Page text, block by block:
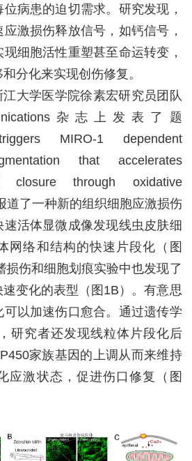
病患的迫切需求。研究发现，
激损伤释放信号，如钙信号，
细胞活性重塑甚至命运转变，
分化来实现创伤修复。
江大学医学院徐素宏研究员团队
杂志上发表了题
MIRO-1 dependent
that accelerates
closure through oxidative
道了一种新的组织细胞应激损伤
速活体显微成像发现线虫皮肤细
网络和结构的快速片段化（图
损伤和细胞划痕实验中也发现了
变化的表型（图 1B ）。有意思
可以加速伤口愈合。通过遗传学
，研究者还发现线粒体片段化后
家族基因的上调从而来维持
应激状态，促进伤口修复（图